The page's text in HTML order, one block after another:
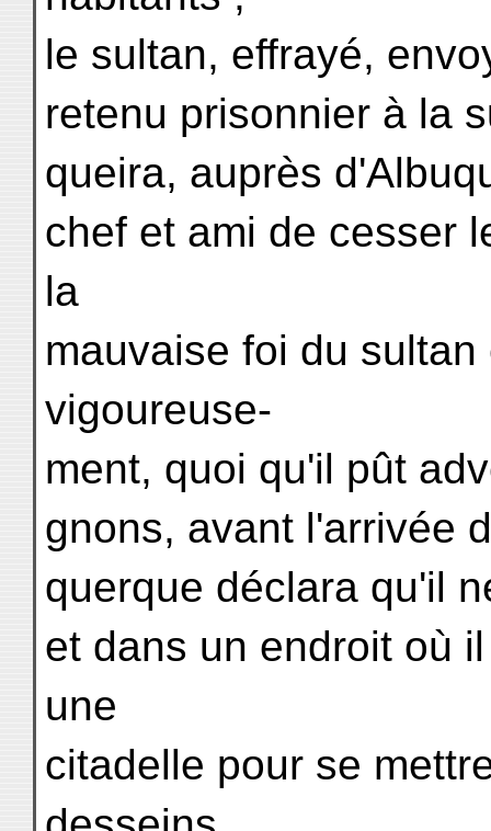
le sultan, effrayé,
retenu prisonnier à la
queira, auprès
chef et ami de cesser
la
mauvaise foi du
vigoureuse-
ment, quoi qu'il pût
gnons, avant l'arrivée
querque déclara qu'il
et dans un endroit où
une
citadelle pour se